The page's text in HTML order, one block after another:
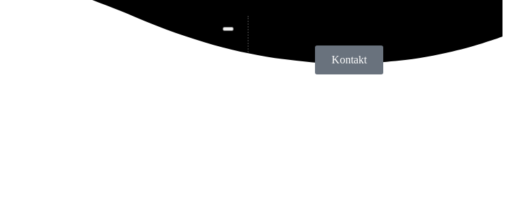
Kontakt